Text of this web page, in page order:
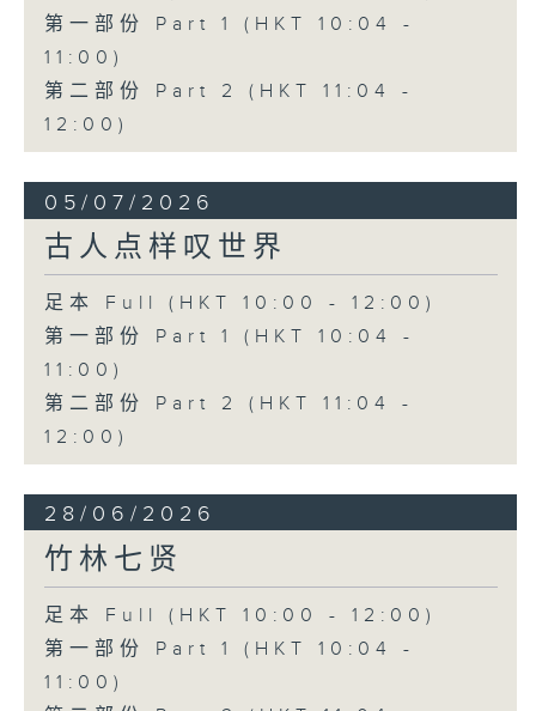
第一部份 Part 1 (HKT 10:04 -
11:00)
第二部份 Part 2 (HKT 11:04 -
12:00)
05/07/2026
古人点样叹世界
足本 Full (HKT 10:00 - 12:00)
第一部份 Part 1 (HKT 10:04 -
11:00)
第二部份 Part 2 (HKT 11:04 -
12:00)
28/06/2026
竹林七贤
足本 Full (HKT 10:00 - 12:00)
第一部份 Part 1 (HKT 10:04 -
11:00)